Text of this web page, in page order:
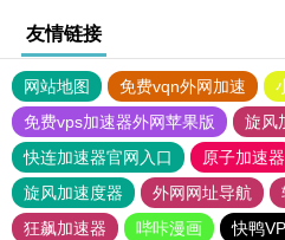
友情链接
网站地图 免费vqn外网加速
免费vps加速器外网苹果版
旋风
快连加速器官网入口
原子加速器
旋风加速度器
外网网址导航
狂飙加速器
哔咔漫画 快鸭